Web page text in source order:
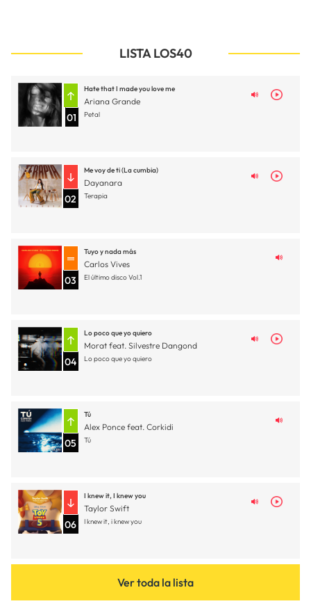
LISTA LOS40
01
Hate that I made you love me
Ariana Grande
Petal
02
Me voy de ti (La cumbia)
Dayanara
Terapia
03
Tuyo y nada más
Carlos Vives
El último disco Vol.1
04
Lo poco que yo quiero
Morat feat. Silvestre Dangond
Lo poco que yo quiero
05
Tú
Alex Ponce feat. Corkidi
Tú
06
I knew it, I knew you
Taylor Swift
I knew it, i knew you
Ver toda la lista